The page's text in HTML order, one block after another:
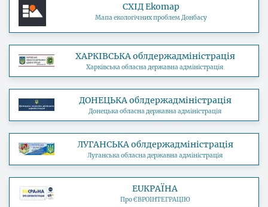
СХІД Ekomap
Мапа екологічних проблем Донбасу
ХАРКІВСЬКА облдержадміністрація
Харківська обласна державна адміністрація
ДОНЕЦЬКА облдержадміністрація
Донецька обласна державна адміністрація
ЛУГАНСЬКА облдержадміністрація
Луганська обласна державна адміністрація
EUКРАЇНА
Про ЄВРОІНТЕГРАЦІЮ